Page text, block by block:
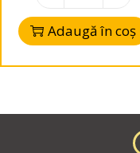
1.2mm, 100m,
25% OFC
Adaugă în coș